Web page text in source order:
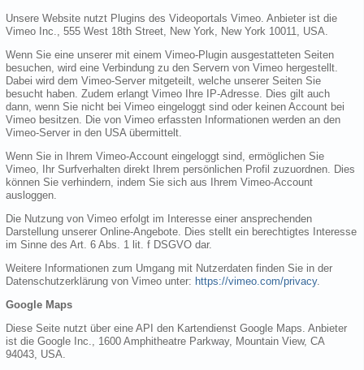
Unsere Website nutzt Plugins des Videoportals Vimeo. Anbieter ist die
Vimeo Inc., 555 West 18th Street, New York, New York 10011, USA.
Wenn Sie eine unserer mit einem Vimeo-Plugin ausgestatteten Seiten
besuchen, wird eine Verbindung zu den Servern von Vimeo hergestellt.
Dabei wird dem Vimeo-Server mitgeteilt, welche unserer Seiten Sie
besucht haben. Zudem erlangt Vimeo Ihre IP-Adresse. Dies gilt auch
dann, wenn Sie nicht bei Vimeo eingeloggt sind oder keinen Account bei
Vimeo besitzen. Die von Vimeo erfassten Informationen werden an den
Vimeo-Server in den USA übermittelt.
Wenn Sie in Ihrem Vimeo-Account eingeloggt sind, ermöglichen Sie
Vimeo, Ihr Surfverhalten direkt Ihrem persönlichen Profil zuzuordnen. Dies
können Sie verhindern, indem Sie sich aus Ihrem Vimeo-Account
ausloggen.
Die Nutzung von Vimeo erfolgt im Interesse einer ansprechenden
Darstellung unserer Online-Angebote. Dies stellt ein berechtigtes Interesse
im Sinne des Art. 6 Abs. 1 lit. f DSGVO dar.
Weitere Informationen zum Umgang mit Nutzerdaten finden Sie in der
Datenschutzerklärung von Vimeo unter: https://vimeo.com/privacy.
Google Maps
Diese Seite nutzt über eine API den Kartendienst Google Maps. Anbieter
ist die Google Inc., 1600 Amphitheatre Parkway, Mountain View, CA
94043, USA.